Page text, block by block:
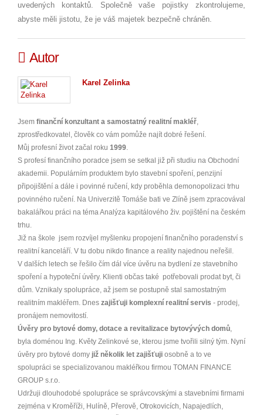
uvedených kontaktů. Společně vaše pojistky zkontrolujeme,
abyste měli jistotu, že je váš majetek bezpečně chráněn.
Autor
Karel Zelinka
Jsem finanční konzultant a samostatný realitní makléř
zprostředkovatel, člověk co vám pomůže najít dobré řešení.
Můj profesní život začal roku 1999
S profesí finančního poradce jsem se setkal již při studiu na Obchodní
akademii. Populárním produktem bylo stavební spoření, penzijní
připojištění a dále i povinné ručení, kdy proběhla demonopolizaci trhu
povinného ručení. Na Univerzitě Tomáše bati ve Zlíně jsem zpracovával
bakalářkou práci na téma Analýza kapitálového živ. pojištění na českém
trhu.
Již na škole jsem rozvíjel myšlenku propojení finančního poradenství s
realitní kanceláří. V tu dobu nikdo finance a reality najednou neřešil.
V dalších letech se řešilo čím dál více úvěru na bydlení ze stavebního
spoření a hypoteční úvěry. Klienti občas také potřebovali prodat byt, či
dům. Vznikaly spolupráce, až jsem se postupně stal samostatným
realitním makléřem. Dnes zajišťuji komplexní realitní servis - prodej,
pronájem nemovitostí.
Úvěry pro bytové domy, dotace a revitalizace bytovývých domů
byla doménou Ing. Květy Zelinkové se, kterou jsme tvořili silný tým. Nyní
úvěry pro bytové domy již několik let zajišťuji osobně a to ve
spolupráci se specializovanou makléřkou firmou TOMAN FINANCE
GROUP s.r.o.
Udržuji dlouhodobé spolupráce se správcovskými a stavebními firmami
zejména v Kroměříži, Hulíně, Přerově, Otrokovicích, Napajedlích,